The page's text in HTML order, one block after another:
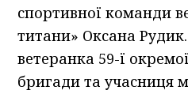
спортивної команди
титани» Оксана
ветеранка 59-ї
бригади та учасниця